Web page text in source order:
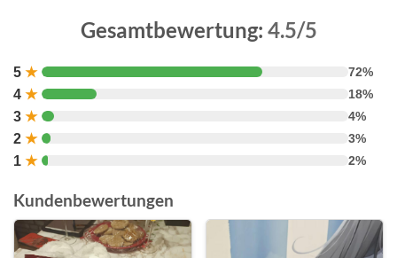
Gesamtbewertung: 4.5/5
5 ★ 72%
4 ★ 18%
3 ★ 4%
2 ★ 3%
1 ★ 2%
Kundenbewertungen